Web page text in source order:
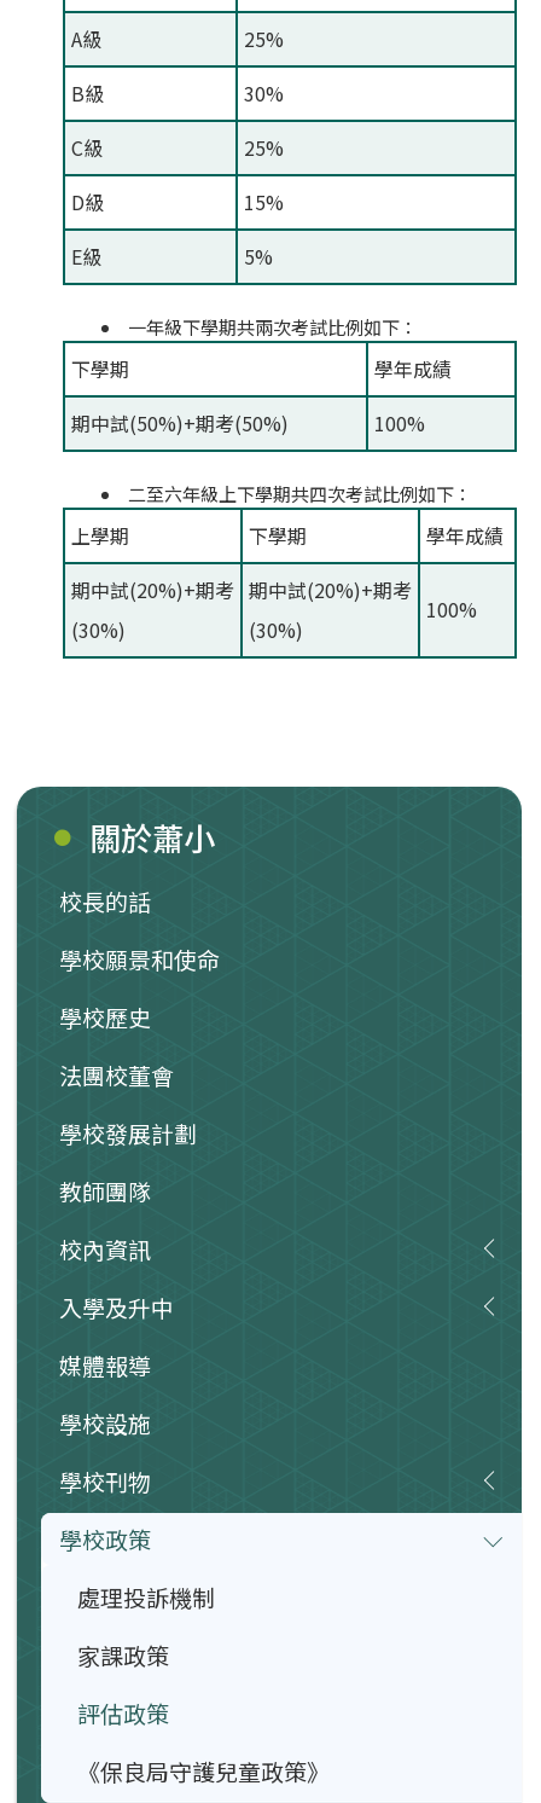
A級
25%
B級
30%
C級
25%
D級
15%
E級
5%
一年級下學期共兩次考試比例如下：
下學期
學年成績
期中試(50%)+期考(50%)
100%
二至六年級上下學期共四次考試比例如下：
上學期 下學期
學年成績
期中試(20%)+期考
(30%)
期中試(20%)+期考
(30%)
100%
關於蕭小
校長的話
學校願景和使命
學校歷史
法團校董會
學校發展計劃
教師團隊
校內資訊
入學及升中
媒體報導
學校設施
學校刊物
學校政策
處理投訴機制
家課政策
評估政策
《保良局守護兒童政策》